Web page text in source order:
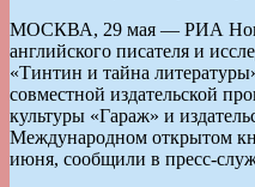
МОСКВА, 29 мая — РИА
английского писателя и
«Тинтин и тайна
совместной издательской
культуры «Гараж» и
Международном открытом
июня, сообщили в пресс-